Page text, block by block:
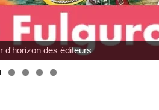
d'horizon des éditeurs